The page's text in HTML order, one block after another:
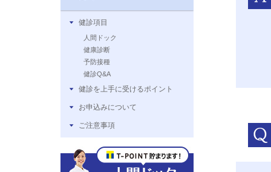
健診項目
人間ドック
健康診断
予防接種
健診Q&A
健診を上手に受けるポイント
お申込みについて
ご注意事項